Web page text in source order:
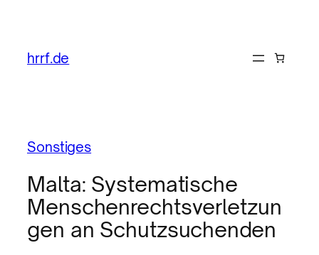
hrrf.de
Sonstiges
Malta: Systematische
Menschenrechtsverletzun
gen an Schutzsuchenden